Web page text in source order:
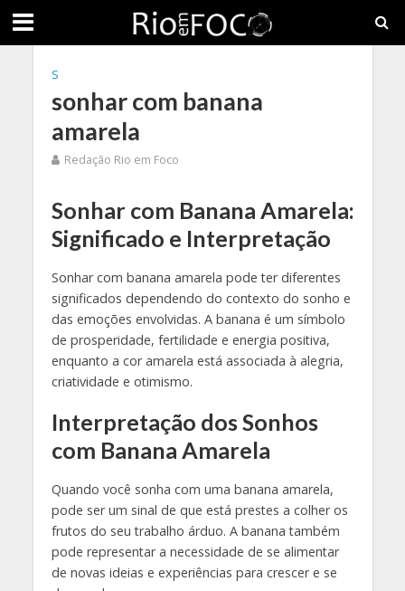
S
sonhar com banana
amarela
Redação Rio em Foco
Sonhar com Banana Amarela:
Significado e Interpretação
Sonhar com banana amarela pode ter diferentes
significados dependendo do contexto do sonho e
das emoções envolvidas. A banana é um símbolo
de prosperidade, fertilidade e energia positiva,
enquanto a cor amarela está associada à alegria,
criatividade e otimismo.
Interpretação dos Sonhos
com Banana Amarela
Quando você sonha com uma banana amarela,
pode ser um sinal de que está prestes a colher os
frutos do seu trabalho árduo. A banana também
pode representar a necessidade de se alimentar
de novas ideias e experiências para crescer e se